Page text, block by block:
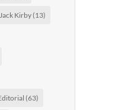
Jack Kirby(13)
(63)